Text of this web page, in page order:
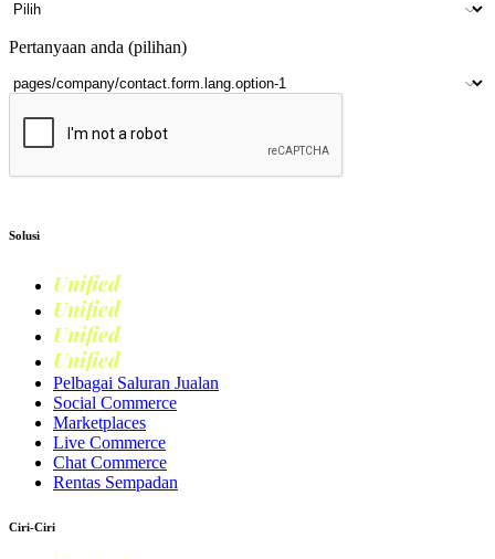
Nombor telefon bimbit
Pertanyaan anda (pilihan)
Solusi
Unified
Unified
Unified
Unified
Pelbagai Saluran Jualan
Social Commerce
Marketplaces
Live Commerce
Chat Commerce
Rentas Sempadan
Ciri-Ciri